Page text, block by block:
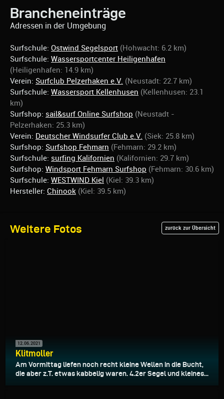
Brancheneinträge
Adressen in der Umgebung
Surfschule: Ostwind Segelsport (Hohwacht: 6.2 km)
Surfschule: Wassersportcenter Heiligenhafen
(Heiligenhafen: 14.9 km)
Verein: Surfclub Pelzerhaken e.V. (Neustadt: 22.7 km)
Surfschule: Wassersport Kellenhusen (Kellenhusen: 23.1
km)
Surfshop: sail&surf Online Surfshop (Neustadt -
Pelzerhaken: 25.3 km)
Verein: Deutscher Windsurfer Club e.V. (Siek: 25.8 km)
Surfshop: Surfshop Fehmarn (Fehmarn: 29.2 km)
Surfschule: surfing Kalifornien (Kalifornien: 29.7 km)
Surfshop: Windsport Fehmarn Surfshop (Fehmarn: 30.6 km)
Surfschule: WESTWIND Kiel (Kiel: 39.3 km)
Hersteller: Chinook (Kiel: 39.5 km)
Weitere Fotos zurück zur Übersicht
12.06.2021
Klitmoller
Am Vormittag liefen noch recht kleine Wellen in die Bucht,
die aber z.T. etwas kabbelig waren. 4.2er Segel und kleines...